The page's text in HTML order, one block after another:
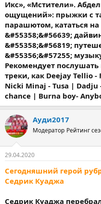
Икс», «Мстители».
ощущений»: прыжки с
парашютом, кататься
&#55358;&#56639;
&#55358;&#56819;
&#55356;&#57255;
Рекомендует
треки, как Deejay Tellio
Nicki Minaj - Tusa | Dadju
chance | Burna boy-
Ауди2017
Модератор Рейтинг
29.04.2020
Сегодняшний герой
Седрик Куаджа
Седрик Куаджа